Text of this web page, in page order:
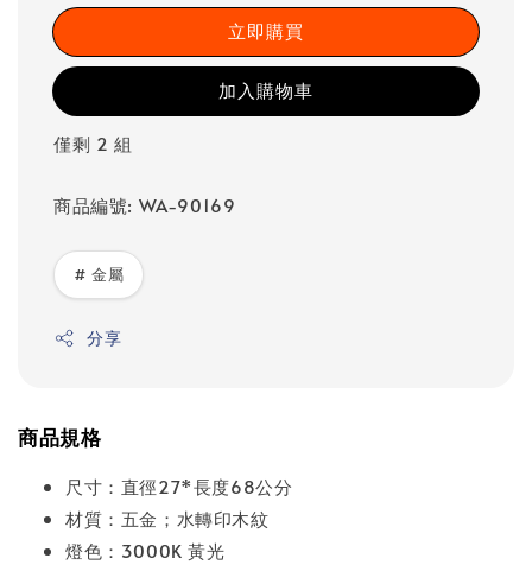
立即購買
加入購物車
僅剩 2 組
商品編號: WA-90169
# 金屬
分享
商品規格
尺寸：直徑27*長度68公分
材質：五金；水轉印木紋
燈色：3000K 黃光